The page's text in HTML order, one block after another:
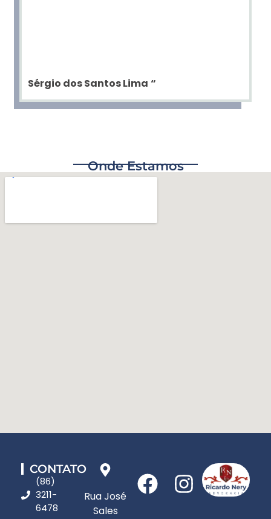
Sérgio dos Santos Lima “
Onde Estamos
(86)
3211-
6478
CONTATO
Rua José
Sales